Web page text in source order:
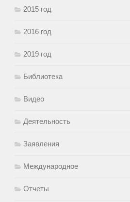
2015 год
2016 год
2019 год
Библиотека
Видео
Деятельность
Заявления
Международное
Отчеты